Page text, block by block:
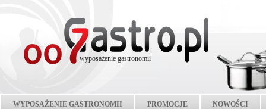
wyposażenie gastronomii
WYPOSAŻENIE GASTRONOMII PROMOCJE NOWOŚCI